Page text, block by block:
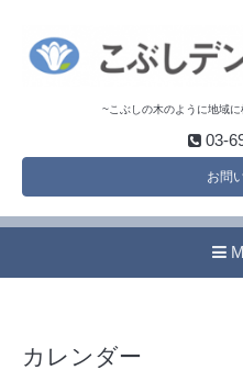
~こぶしの木のように地域
03-
お問
カレンダー